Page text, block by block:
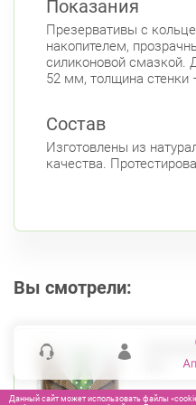
Невский район
ул. Чудновского,
Круглосуточно
ул. Дыбенко ул., д.
Улица Дыбенко
Горьковская
Приморский район
Туристская ул.,
Беговая
Показания
Презервативы с
накопителем,
силиконовой
52 мм, толщина стенки
Состав
Изготовлены из
качества.
Вы смотрели:
Данный сайт может использовать файлы